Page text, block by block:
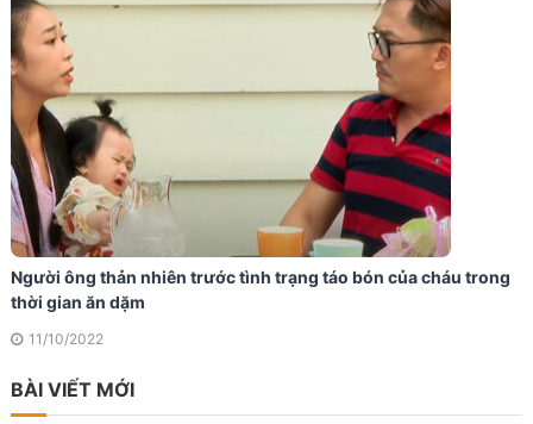
Người ông thản nhiên trước tình trạng táo bón của cháu trong
thời gian ăn dặm
11/10/2022
BÀI VIẾT MỚI